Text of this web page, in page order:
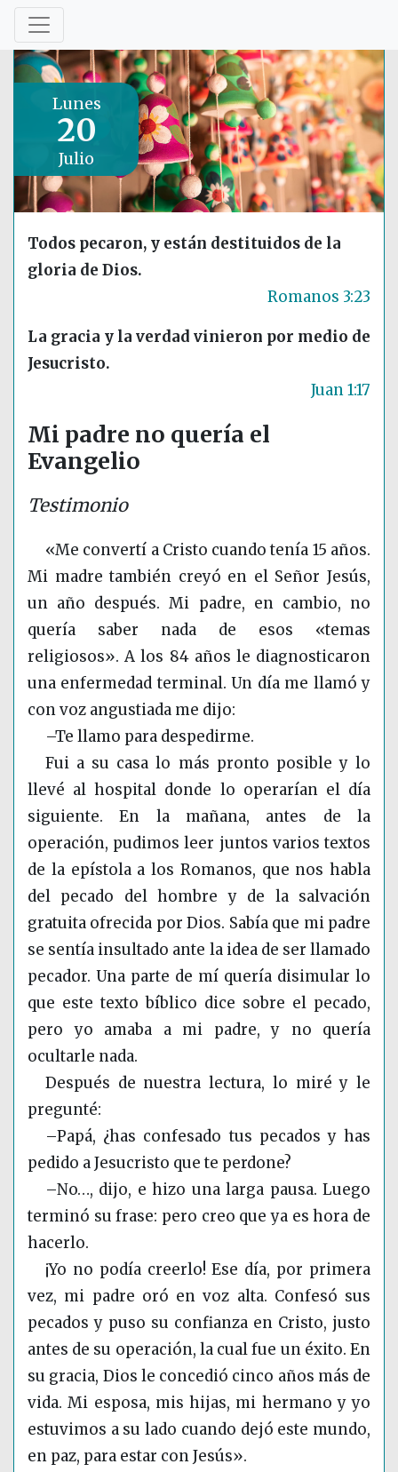
Lunes
20
Julio
Todos pecaron, y están destituidos de la
gloria de Dios.
Romanos 3:23
La gracia y la verdad vinieron por medio de
Jesucristo.
Juan 1:17
Mi padre no quería el
Evangelio
Testimonio
«Me convertí a Cristo cuando tenía 15 años.
Mi madre también creyó en el Señor Jesús,
un año después. Mi padre, en cambio, no
quería saber nada de esos «temas
religiosos». A los 84 años le diagnosticaron
una enfermedad terminal. Un día me llamó y
con voz angustiada me dijo:
–Te llamo para despedirme.
Fui a su casa lo más pronto posible y lo
llevé al hospital donde lo operarían el día
siguiente. En la mañana, antes de la
operación, pudimos leer juntos varios textos
de la epístola a los Romanos, que nos habla
del pecado del hombre y de la salvación
gratuita ofrecida por Dios. Sabía que mi padre
se sentía insultado ante la idea de ser llamado
pecador. Una parte de mí quería disimular lo
que este texto bíblico dice sobre el pecado,
pero yo amaba a mi padre, y no quería
ocultarle nada.
Después de nuestra lectura, lo miré y le
pregunté:
–Papá, ¿has confesado tus pecados y has
pedido a Jesucristo que te perdone?
–No…, dijo, e hizo una larga pausa. Luego
terminó su frase: pero creo que ya es hora de
hacerlo.
¡Yo no podía creerlo! Ese día, por primera
vez, mi padre oró en voz alta. Confesó sus
pecados y puso su confianza en Cristo, justo
antes de su operación, la cual fue un éxito. En
su gracia, Dios le concedió cinco años más de
vida. Mi esposa, mis hijas, mi hermano y yo
estuvimos a su lado cuando dejó este mundo,
en paz, para estar con Jesús».